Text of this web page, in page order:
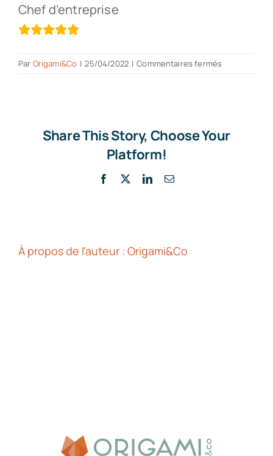
Chef d’entreprise
Par Origami&Co | 25/04/2022 | Commentaires ferméssur
pour
Share This Story, Choose Your
Platform!
Facebook LinkedInEmail
À propos de l'auteur : Origami&Co